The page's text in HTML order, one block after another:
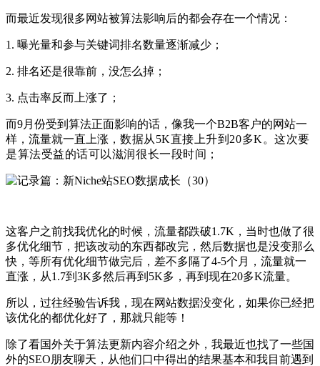
而最近发现很多网站被算法影响后的都会存在一个情况：
1. 曝光量和参与关键词排名数量逐渐减少；
2. 排名还是很靠前，没怎么掉；
3. 点击率反而上涨了；
而9月份受到算法正面影响的话，像我一个B2B客户的网站一
样，流量就一直上涨， 数据从5K直接上升到20多K。这次要
是算法受益的话可以滋润很长一段时间；
这客户之前找我优化的时候，流量都跌破1.7K，当时也做了很
多优化细节，把该改动的东西都改完，然后数据也是没变那么
快，等所有优化细节做完后，差不多隔了4-5个月，流量就一
直涨，从1.7到3K多然后再到5K多，再到现在20多K流量。
所以，过往经验告诉我，现在网站数据没变化，如果你已经把
该优化的都优化好了，那就只能等！
除了看国外关于算法更新内容介绍之外，我最近也找了一些国
外的SEO朋友聊天，从他们口中得出的结果基本和我目前遇到